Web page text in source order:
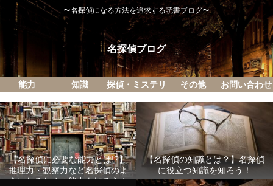
〜名探偵になる方法を追求する読書ブログ〜
名探偵ブログ
能力 知識 探偵・ミステリ その他 お問い合わせ
【名探偵に必要な能力とは!?】
推理力・観察力など名探偵のよ
うになるための能力を知ろう！
【名探偵の知識とは？】名探偵
に役立つ知識を知ろう！